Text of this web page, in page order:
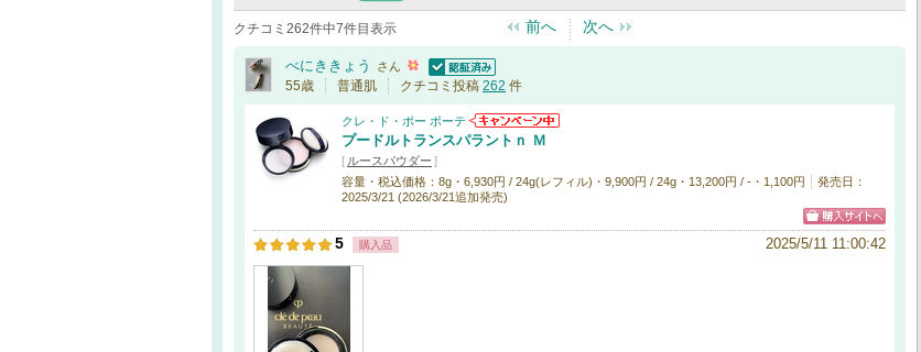
クチコミ262件中7件目表示 前へ 次へ
べにききょう
さん
認証済
55歳 普通肌 クチコミ投稿 262 件
クレ・ド・ポー ボーテ
プードルトランスパラントｎ Ｍ
[ ルースパウダー ]
容量・税込価格：8g・6,930円 / 24g(レフィル)・9,900円 / 24g・13,200円 / -・1,100円
発売日：
2025/3/21 (2026/3/21追加発売)
5 購入品 2025/5/11 11:00:42